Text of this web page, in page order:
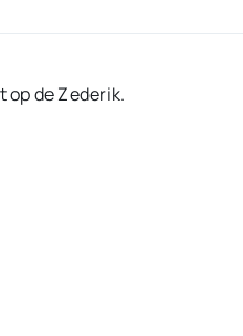
op de Zederik.